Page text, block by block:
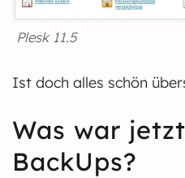
Plesk 11.5
Ist doch alles schön
Was war
BackUps?